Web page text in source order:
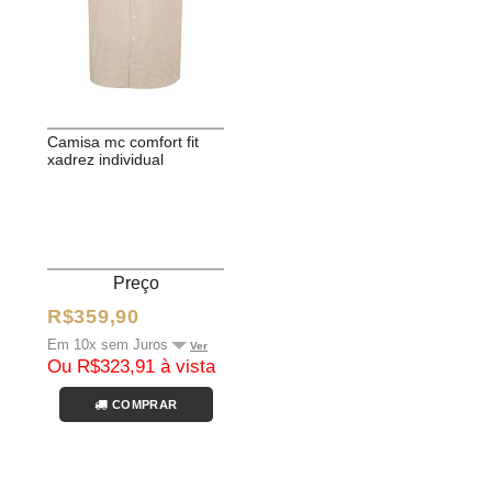
camisa mc comfort fit
xadrez individual
Preço
R$359,90
Em 10x sem Juros Ver
Ou R$323,91 à vista
COMPRAR